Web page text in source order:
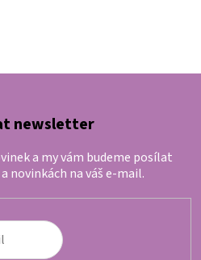
newsletter
a my vám budeme posílat
novinkách na váš e-mail.